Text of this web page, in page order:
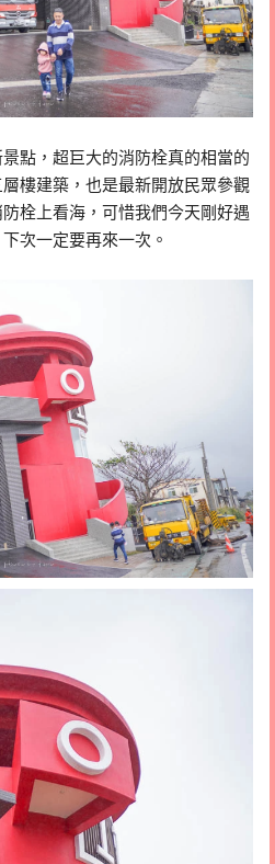
點，超巨大的消防栓真的相當的
樓建築，也是最新開放民眾參觀
栓上看海，可惜我們今天剛好遇
次一定要再來一次。